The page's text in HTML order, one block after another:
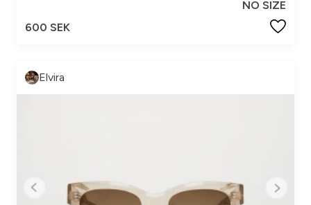
NO SIZE
600 SEK
Elvira